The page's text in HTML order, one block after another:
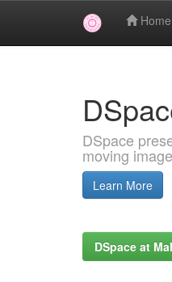
Home
DSpace
moving
Learn More
DSpace at